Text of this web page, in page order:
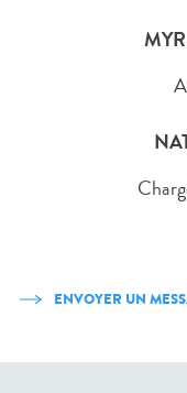
ENVOYER UN